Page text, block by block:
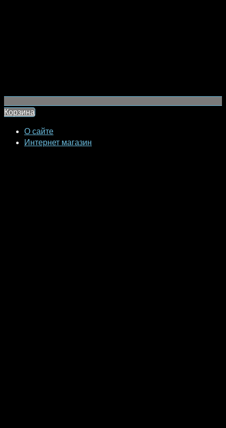
Корзина
О сайте
Интернет магазин